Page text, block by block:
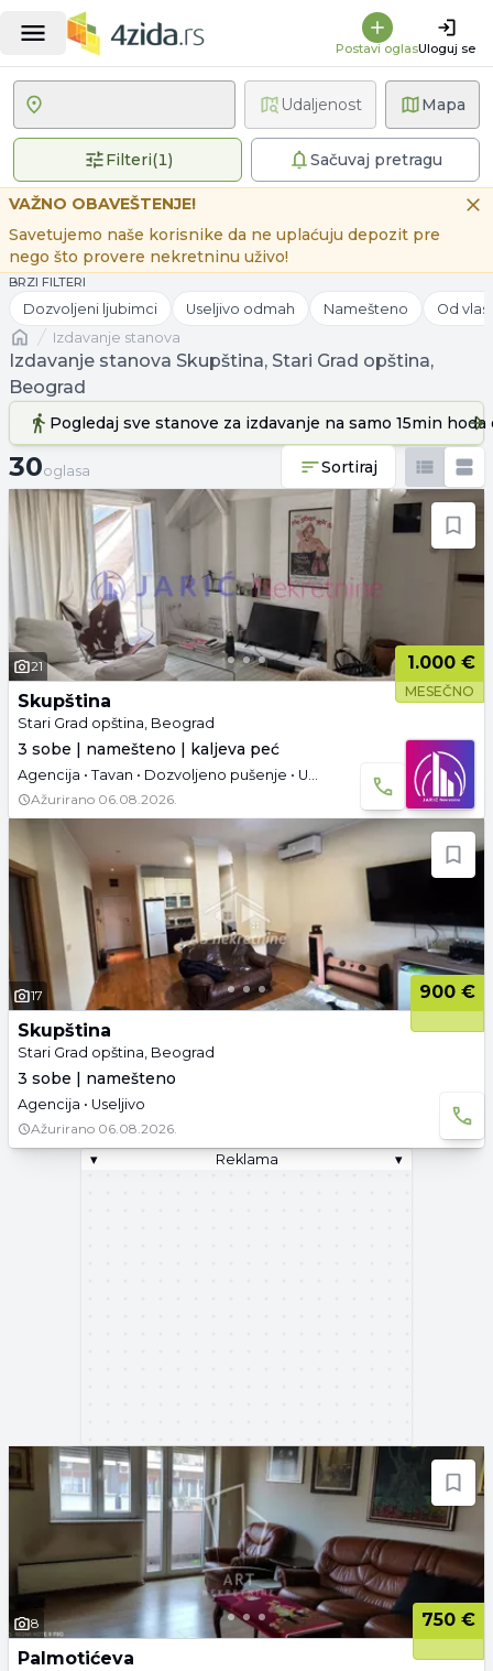
Postavi oglasUloguj se
Mapa
Filteri(1)1 primenjen filterSačuvaj pretragu
Udaljenost
VAŽNO OBAVEŠTENJE!
Savetujemo naše korisnike da ne uplaćuju depozit pre
nego što provere nekretninu uživo!
BRZI FILTERI
Dozvoljeni ljubimci Useljivo odmah Namešteno Od
Naslovnaizdavanje stanova
Izdavanje stanova Skupština, Stari Grad opština,
Beograd
Pogledaj sve stanove za izdavanje na samo 15min hoda
30 oglasa
30oglasa Sortiraj
21 1.000 €
MESEČNO
Skupština
Stari Grad opština, Beograd
3 sobe | namešteno | kaljeva peć
Agencija • Tavan • Dozvoljeno pušenje • Useljivo od 23.05.2026.
Ažurirano 06.08.2026.
17
900 €
Skupština
Stari Grad opština, Beograd
3 sobe | namešteno
Agencija • Useljivo
Ažurirano 06.08.2026.
▾
Reklama ▾
8
750 €
Palmotićeva